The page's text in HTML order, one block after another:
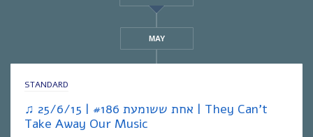
MAY
STANDARD
♫ אחת ששומעת #186 | 25/6/15 | They Can’t
Take Away Our Music